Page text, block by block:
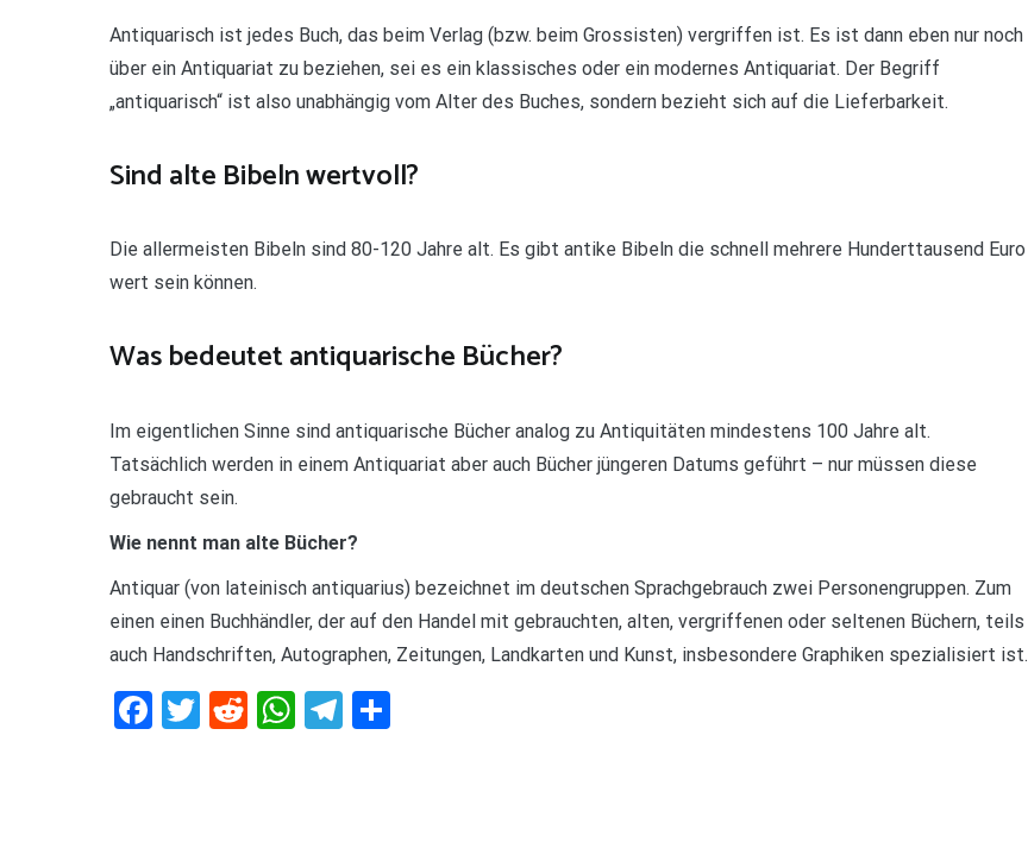
Antiquarisch ist jedes Buch, das beim Verlag (bzw. beim Grossisten) vergriffen ist. Es ist dann eben nur noch
über ein Antiquariat zu beziehen, sei es ein klassisches oder ein modernes Antiquariat. Der Begriff
„antiquarisch“ ist also unabhängig vom Alter des Buches, sondern bezieht sich auf die Lieferbarkeit.
Sind alte Bibeln wertvoll?
Die allermeisten Bibeln sind 80-120 Jahre alt. Es gibt antike Bibeln die schnell mehrere Hunderttausend Euro
wert sein können.
Was bedeutet antiquarische Bücher?
Im eigentlichen Sinne sind antiquarische Bücher analog zu Antiquitäten mindestens 100 Jahre alt.
Tatsächlich werden in einem Antiquariat aber auch Bücher jüngeren Datums geführt – nur müssen diese
gebraucht sein.
Wie nennt man alte Bücher?
Antiquar (von lateinisch antiquarius) bezeichnet im deutschen Sprachgebrauch zwei Personengruppen. Zum
einen einen Buchhändler, der auf den Handel mit gebrauchten, alten, vergriffenen oder seltenen Büchern, teils
auch Handschriften, Autographen, Zeitungen, Landkarten und Kunst, insbesondere Graphiken spezialisiert ist.
Facebook
Twitter
RedditWhatsApp
Telegram